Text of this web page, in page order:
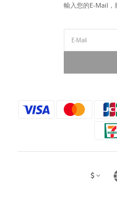
輸入您的E-Mail，